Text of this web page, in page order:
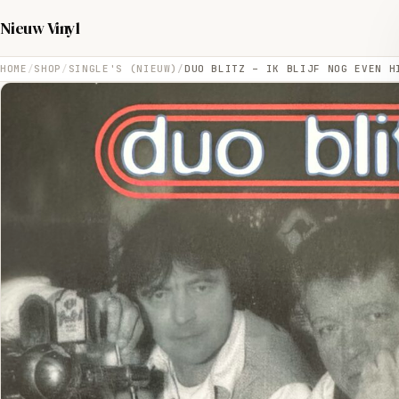
Nieuw Vinyl
HOME SHOP SINGLE'S (NIEUW) DUO BLITZ – IK BLIJF NOG EVEN